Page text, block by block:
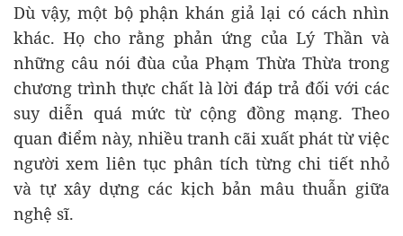
Dù vậy, một bộ phận khán giả lại có cách nhìn
khác. Họ cho rằng phản ứng của Lý Thần và
những câu nói đùa của Phạm Thừa Thừa trong
chương trình thực chất là lời đáp trả đối với các
suy diễn quá mức từ cộng đồng mạng. Theo
quan điểm này, nhiều tranh cãi xuất phát từ việc
người xem liên tục phân tích từng chi tiết nhỏ
và tự xây dựng các kịch bản mâu thuẫn giữa
nghệ sĩ.